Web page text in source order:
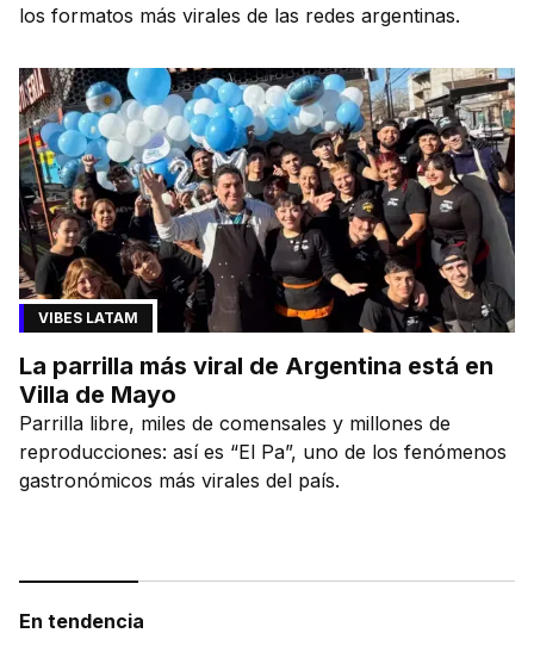
los formatos más virales de las redes argentinas.
VIBES LATAM
La parrilla más viral de Argentina está en
Villa de Mayo
Parrilla libre, miles de comensales y millones de
reproducciones: así es “El Pa”, uno de los fenómenos
gastronómicos más virales del país.
En tendencia